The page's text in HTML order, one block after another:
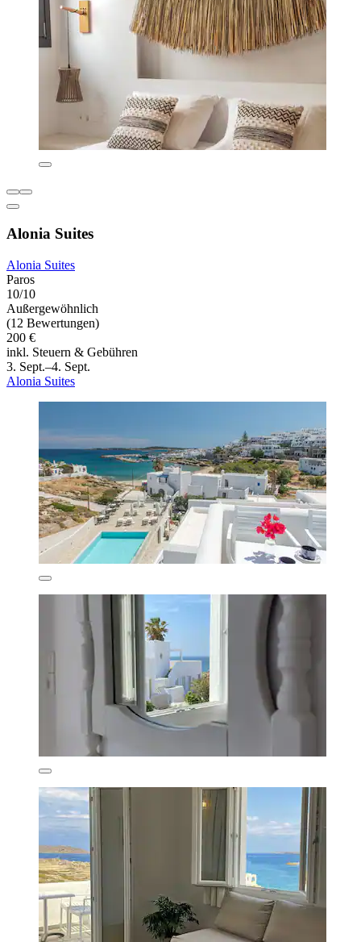
Alonia Suites
Alonia Suites
Paros
10/10
Außergewöhnlich
(12 Bewertungen)
200 €
inkl. Steuern & Gebühren
3. Sept.–4. Sept.
Alonia Suites